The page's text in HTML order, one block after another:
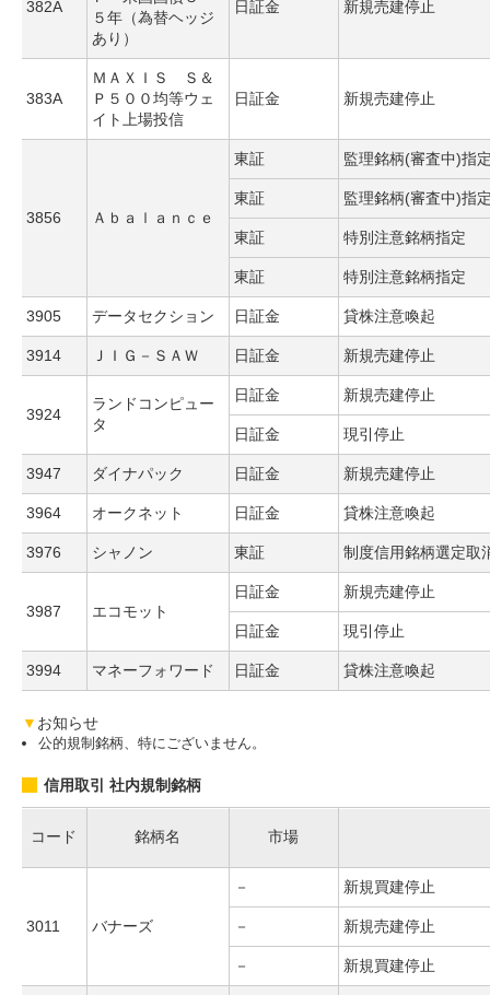
382A
５年（為替ヘッジ
あり）
日証金 新規売建停止
383A
ＭＡＸＩＳ Ｓ＆
Ｐ５００均等ウェ
イト上場投信
日証金 新規売建停止
3856 Ａｂａｌａｎｃｅ
東証 監理銘柄(審査中)指
東証 監理銘柄(審査中)指
東証 特別注意銘柄指定
東証 特別注意銘柄指定
3905 データセクション 日証金 貸株注意喚起
3914 ＪＩＧ－ＳＡＷ 日証金 新規売建停止
3924
ランドコンピュー
タ
日証金 新規売建停止
日証金 現引停止
3947 ダイナパック 日証金 新規売建停止
3964 オークネット 日証金 貸株注意喚起
3976 シャノン 東証 制度信用銘柄選定取
3987 エコモット
日証金 新規売建停止
日証金 現引停止
3994 マネーフォワード 日証金 貸株注意喚起
▼ お知らせ
公的規制銘柄、特にございません。
信用取引 社内規制銘柄
コード 銘柄名 市場
3011 バナーズ
－ 新規買建停止
－ 新規売建停止
－ 新規買建停止